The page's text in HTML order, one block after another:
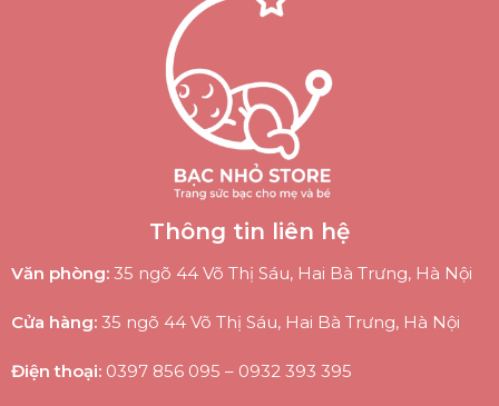
Thông tin liên hệ
Văn phòng: 35 ngõ 44 Võ Thị Sáu, Hai Bà Trưng, Hà Nội
Cửa hàng: 35 ngõ 44 Võ Thị Sáu, Hai Bà Trưng, Hà Nội
Điện thoại: 0397 856 095 – 0932 393 395